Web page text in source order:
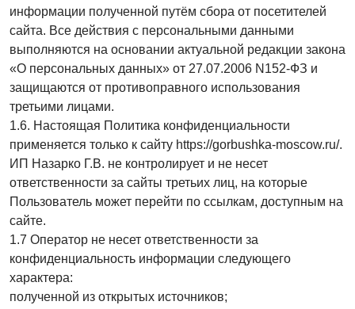
информации полученной путём сбора от посетителей
сайта. Все действия с персональными данными
выполняются на основании актуальной редакции закона
«О персональных данных» от 27.07.2006 N152-ФЗ и
защищаются от противоправного использования
третьими лицами.
1.6. Настоящая Политика конфиденциальности
применяется только к сайту https://gorbushka-moscow.ru/.
ИП Назарко Г.В. не контролирует и не несет
ответственности за сайты третьих лиц, на которые
Пользователь может перейти по ссылкам, доступным на
сайте.
1.7 Оператор не несет ответственности за
конфиденциальность информации следующего
характера:
полученной из открытых источников;